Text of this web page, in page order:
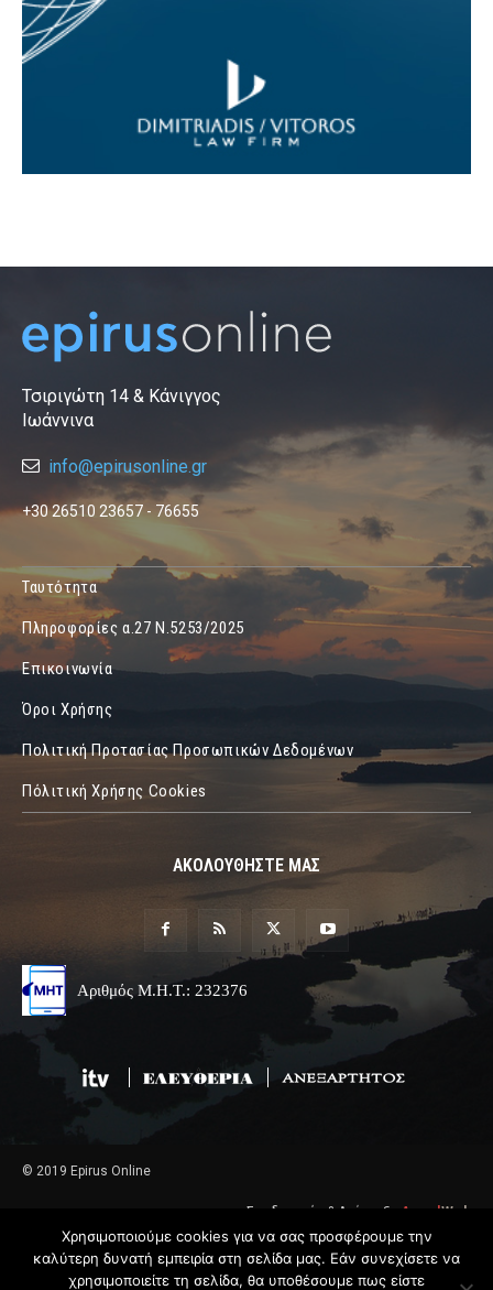
Τσιριγώτη 14 & Κάνιγγος
Ιωάννινα
info@epirusonline.gr
+30 26510 23657 - 76655
Ταυτότητα
Πληροφορίες α.27 Ν.5253/2025
Επικοινωνία
Όροι Χρήσης
Πολιτική Προτασίας Προσωπικών Δεδομένων
Πόλιτική Χρήσης Cookies
ΑΚΟΛΟΥΘΗΣΤΕ ΜΑΣ
Αριθμός Μ.Η.Τ.: 232376
© 2019 Epirus Online
Σχεδιασμός & Ανάπτυξη AngelWeb
Χρησιμοποιούμε cookies για να σας προσφέρουμε την
καλύτερη δυνατή εμπειρία στη σελίδα μας. Εάν συνεχίσετε να
χρησιμοποιείτε τη σελίδα, θα υποθέσουμε πως είστε